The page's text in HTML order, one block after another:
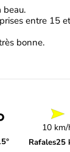
beau.
entre 15
bonne.
10 km/
Rafales25